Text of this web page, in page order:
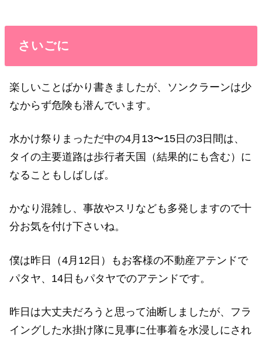
さいごに
楽しいことばかり書きましたが、ソンクラーンは少
なからず危険も潜んでいます。
水かけ祭りまっただ中の4月13〜15日の3日間は、
タイの主要道路は歩行者天国（結果的にも含む）に
なることもしばしば。
かなり混雑し、事故やスリなども多発しますので十
分お気を付け下さいね。
僕は昨日（4月12日）もお客様の不動産アテンドで
パタヤ、14日もパタヤでのアテンドです。
昨日は大丈夫だろうと思って油断しましたが、フラ
イングした水掛け隊に見事に仕事着を水浸しにされ